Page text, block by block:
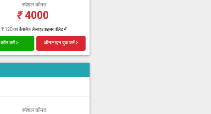
स्पेशल कीमत
₹4000
₹ 120 का कैशबैक लैब्सएडवाइजर वॉलेट में
कॉल करें > ऑनलाइन बुक करें >
स्पेशल कीमत